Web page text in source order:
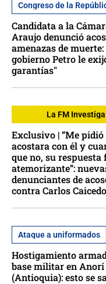
Congreso de la
Candidata a la
Araujo denunció
amenazas de
gobierno Petro le
garantías"
La FM Investiga
Exclusivo | “Me pidió
acostara con él y
que no, su respuesta
atemorizante”:
denunciantes de
contra Carlos Caicedo
Ataque a uniformados
Hostigamiento
base militar en Anorí
(Antioquia): esto se